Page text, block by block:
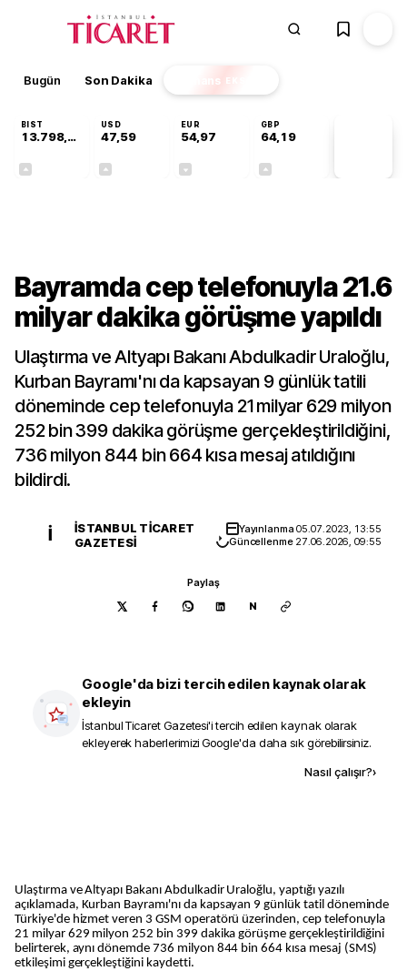
Bugün Son Dakika Finans EKSTRA
BIST
13.798,82
USD
47,59
EUR
54,97
GBP
64,19
Bayramda cep telefonuyla 21.6
milyar dakika görüşme yapıldı
Ulaştırma ve Altyapı Bakanı Abdulkadir Uraloğlu,
Kurban Bayramı'nı da kapsayan 9 günlük tatili
döneminde cep telefonuyla 21 milyar 629 milyon
252 bin 399 dakika görüşme gerçekleştirildiğini,
736 milyon 844 bin 664 kısa mesaj atıldığını
bildirdi.
İ
İSTANBUL TICARET
GAZETESI
Yayınlanma05.07.2023, 13:55
Güncellenme 27.06.2026, 09:55
Paylaş
N
Google'da bizi tercih edilen kaynak olarak
ekleyin
İstanbul Ticaret Gazetesi'i tercih edilen kaynak olarak
ekleyerek haberlerimizi Google'da daha sık görebilirsiniz.
Nasıl çalışır?›
Ulaştırma ve Altyapı Bakanı Abdulkadir Uraloğlu, yaptığı yazılı
açıklamada, Kurban Bayramı'nı da kapsayan 9 günlük tatil döneminde
Türkiye'de hizmet veren 3 GSM operatörü üzerinden, cep telefonuyla
21 milyar 629 milyon 252 bin 399 dakika görüşme gerçekleştirildiğini
belirterek, aynı dönemde 736 milyon 844 bin 664 kısa mesaj (SMS)
etkileşimi gerçekleştiğini kaydetti.